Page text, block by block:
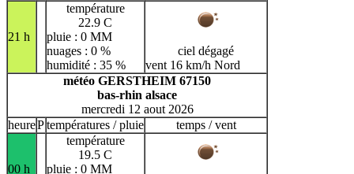
21 h
température
22.9 C
pluie : 0 MM
nuages : 0 %
humidité : 35 %
ciel dégagé
vent 16 km/h Nord
météo GERSTHEIM 67150
bas-rhin alsace
mercredi 12 aout 2026
heurePtempératures / pluie temps / vent
00 h
température
19.5 C
pluie : 0 MM